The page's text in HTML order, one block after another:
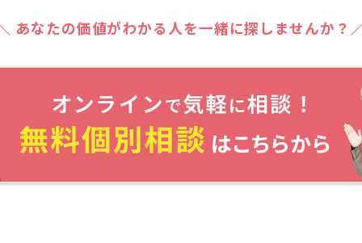
あなたの価値がわかる人を一緒に探しませんか？